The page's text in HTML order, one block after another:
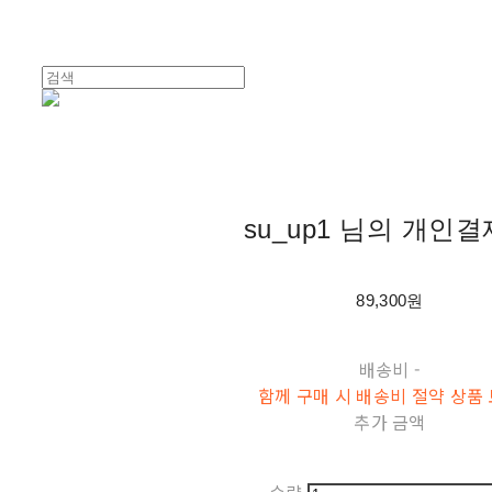
su_up1 님의 개인결
89,300원
배송비 -
함께 구매 시 배송비 절약 상품
추가 금액